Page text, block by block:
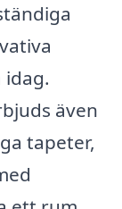
även
tapeter,